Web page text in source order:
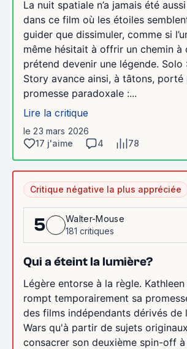
La nuit spatiale n’a jamais été
dans ce film où les étoiles
guider que dissimuler, comme si
même hésitait à offrir un chemin à
prétend devenir une légende. Solo
Story avance ainsi, à tâtons, porté
promesse paradoxale :...
Lire la critique
le 23 mars 2026
17 j'aime
4 78
Critique négative la plus appréciée
5
Walter-Mouse
181 critiques
Qui a éteint la lumière?
Légère entorse à la règle. Kathleen
rompt temporairement sa
des films indépendants dérivés de
Wars qu'à partir de sujets
consacrer son deuxième spin-off à